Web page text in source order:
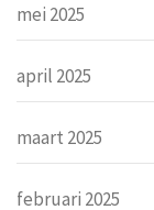
mei 2025
april 2025
maart 2025
februari 2025